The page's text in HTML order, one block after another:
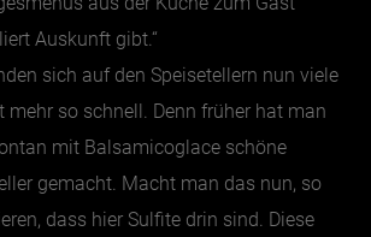
Auskunft gibt.“
sich auf den Speisetellern nun viele
mehr so schnell. Denn früher hat man
mit Balsamicoglace schöne
gemacht. Macht man das nun, so
dass hier Sulfite drin sind. Diese